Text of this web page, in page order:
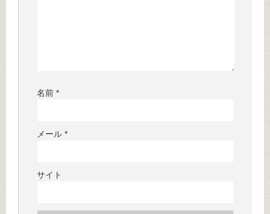
名前 *
メール *
サイト